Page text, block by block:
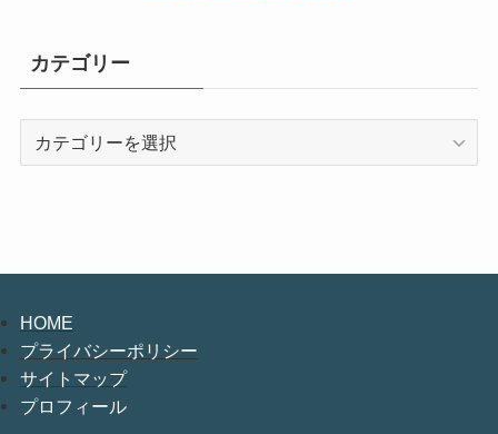
カテゴリー
HOME
プライバシーポリシー
サイトマップ
プロフィール